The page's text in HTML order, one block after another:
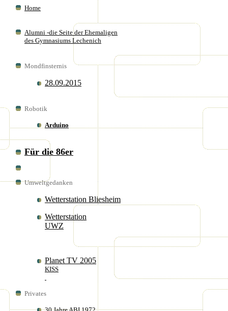
Home
Alumni -die Seite der Ehemaligen
des Gymnasiums Lechenich
Mondfinsternis
28.09.2015
Robotik
Arduino
Für die 86er
Umweltgedanken
Wetterstation Bliesheim
Wetterstation
UWZ
Planet TV 2005
KISS
Privates